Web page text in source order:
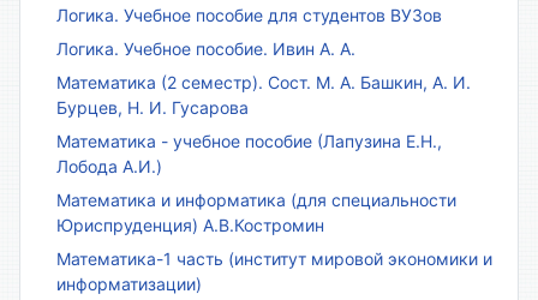
Логика. Учебное пособие для студентов ВУЗов
Логика. Учебное пособие. Ивин А. А.
Математика (2 семестр). Сост. М. А. Башкин, А. И.
Бурцев, Н. И. Гусарова
Математика - учебное пособие (Лапузина Е.Н.,
Лобода А.И.)
Математика и информатика (для специальности
Юриспруденция) А.В.Костромин
Математика-1 часть (институт мировой экономики и
информатизации)